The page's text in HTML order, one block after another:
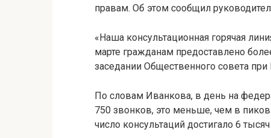
правам. Об этом сообщил
«Наша консультационная горячая
марте гражданам предоставлено
заседании Общественного совета при
По словам Иванкова, в день на
750 звонков, это меньше, чем в
число консультаций достигало 6 тысяч